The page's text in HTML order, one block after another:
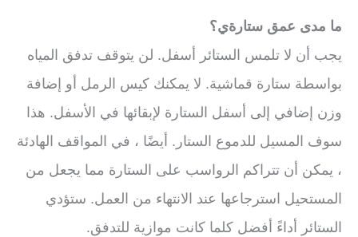
ما مدى عمق ستارةي؟
يجب أن لا تلمس الستائر أسفل. لن يتوقف تدفق المياه
بواسطة ستارة قماشية. لا يمكنك كيس الرمل أو إضافة
وزن إضافي إلى أسفل الستارة لإبقائها في الأسفل. هذا
سوف المسيل للدموع الستار. أيضًا ، في المواقف الهادئة
، يمكن أن تتراكم الرواسب على الستارة مما يجعل من
المستحيل استرجاعها عند الانتهاء من العمل. ستؤدي
الستائر أداءً أفضل كلما كانت موازية للتدفق.